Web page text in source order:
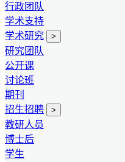
行政团队
学术支持
学术研究
>
研究团队
公开课
讨论班
期刊
招生招聘
>
教研人员
博士后
学生